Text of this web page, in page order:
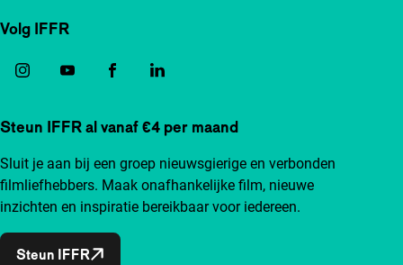
Volg IFFR
Steun IFFR al vanaf €4 per maand
Sluit je aan bij een groep nieuwsgierige en verbonden
filmliefhebbers. Maak onafhankelijke film, nieuwe
inzichten en inspiratie bereikbaar voor iedereen.
Steun IFFR